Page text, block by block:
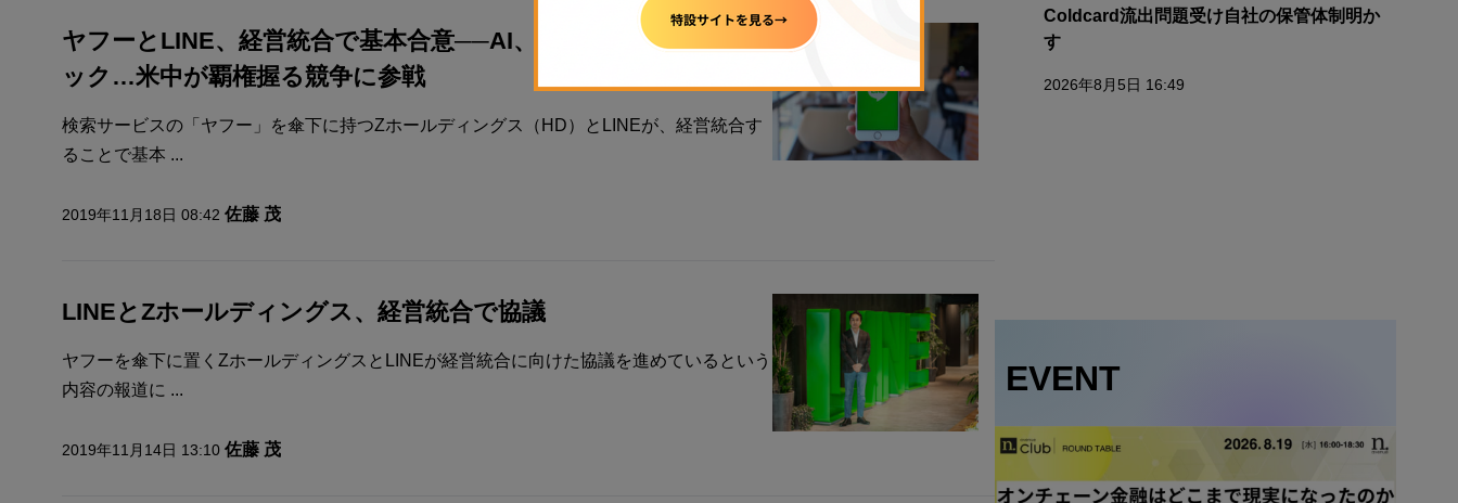
ヤフーとLINE、経営統合で基本合意──AI、eコマース、フィンテ
ック…米中が覇権握る競争に参戦
検索サービスの「ヤフー」を傘下に持つZホールディングス（HD）とLINEが、経営統合す
ることで基本 ...
2019年11月18日 08:42 佐藤 茂
LINEとZホールディングス、経営統合で協議
ヤフーを傘下に置くZホールディングスとLINEが経営統合に向けた協議を進めているという
内容の報道に ...
2019年11月14日 13:10 佐藤 茂
Coldcard流出問題受け自社の保管体制明か
す
2026年8月5日 16:49
EVENT